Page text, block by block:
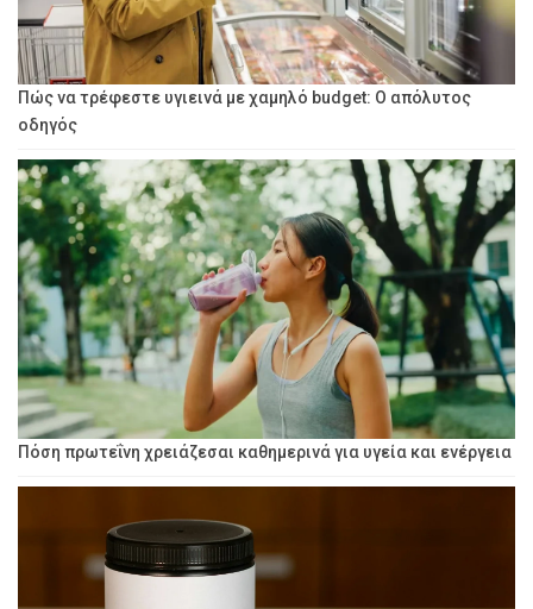
Πώς να τρέφεστε υγιεινά με χαμηλό budget: Ο απόλυτος
οδηγός
Πόση πρωτεΐνη χρειάζεσαι καθημερινά για υγεία και ενέργεια